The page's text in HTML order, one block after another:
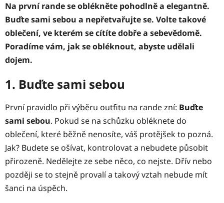
Na první rande se oblékněte pohodlně a elegantně.
Buďte sami sebou a nepřetvařujte se. Volte takové
oblečení, ve kterém se cítíte dobře a sebevědomě.
Poradíme vám, jak se obléknout, abyste udělali
dojem.
1. Buďte sami sebou
První pravidlo při výběru outfitu na rande zní: Buďte
sami sebou. Pokud se na schůzku obléknete do
oblečení, které běžně nenosíte, váš protějšek to pozná.
Jak? Budete se ošívat, kontrolovat a nebudete působit
přirozeně. Nedělejte ze sebe něco, co nejste. Dřív nebo
později se to stejně provalí a takový vztah nebude mít
šanci na úspěch.